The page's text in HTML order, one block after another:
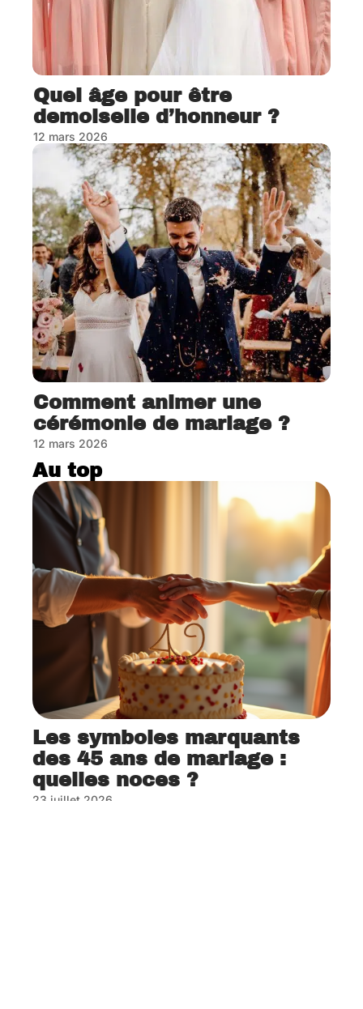
Quel âge pour être
demoiselle d’honneur ?
12 mars 2026
Comment animer une
cérémonie de mariage ?
12 mars 2026
Au top
Les symboles marquants
des 45 ans de mariage :
quelles noces ?
23 juillet 2026